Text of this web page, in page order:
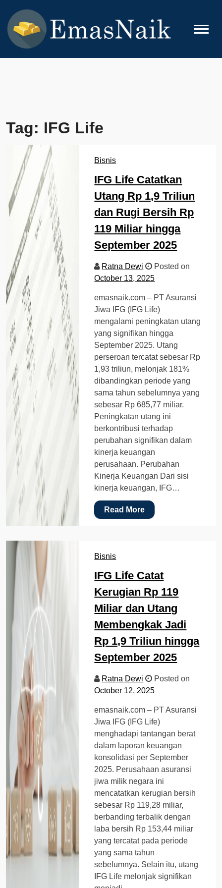
content
EMASNAIK
Topik Seputar Emas
Tag: IFG Life
Bisnis
IFG Life Catatkan
Utang Rp 1,9 Triliun
dan Rugi Bersih Rp
119 Miliar hingga
September 2025
Ratna Dewi
Posted on
October 13, 2025
emasnaik.com – PT Asuransi
Jiwa IFG (IFG Life)
mengalami peningkatan utang
yang signifikan hingga
September 2025. Utang
perseroan tercatat sebesar Rp
1,93 triliun, melonjak 181%
dibandingkan periode yang
sama tahun sebelumnya yang
sebesar Rp 685,77 miliar.
Peningkatan utang ini
berkontribusi terhadap
perubahan signifikan dalam
kinerja keuangan
perusahaan. Perubahan
Kinerja Keuangan Dari sisi
kinerja keuangan, IFG…
Read More
Bisnis
IFG Life Catat
Kerugian Rp 119
Miliar dan Utang
Membengkak Jadi
Rp 1,9 Triliun hingga
September 2025
Ratna Dewi
Posted on
October 12, 2025
emasnaik.com – PT Asuransi
Jiwa IFG (IFG Life)
menghadapi tantangan berat
dalam laporan keuangan
konsolidasi per September
2025. Perusahaan asuransi
jiwa milik negara ini
mencatatkan kerugian bersih
sebesar Rp 119,28 miliar,
berbanding terbalik dengan
laba bersih Rp 153,44 miliar
yang tercatat pada periode
yang sama tahun
sebelumnya. Selain itu, utang
IFG Life melonjak signifikan